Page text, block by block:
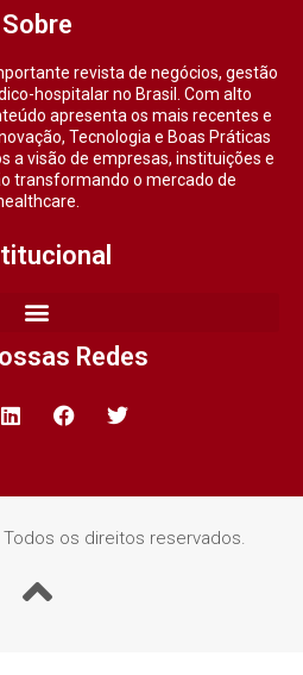
Sobre
revista de negócios, gestão
hospitalar no Brasil. Com alto
apresenta os mais recentes e
Tecnologia e Boas Práticas
a visão de empresas, instituições e
transformando o mercado de
Redes
os direitos reservados.